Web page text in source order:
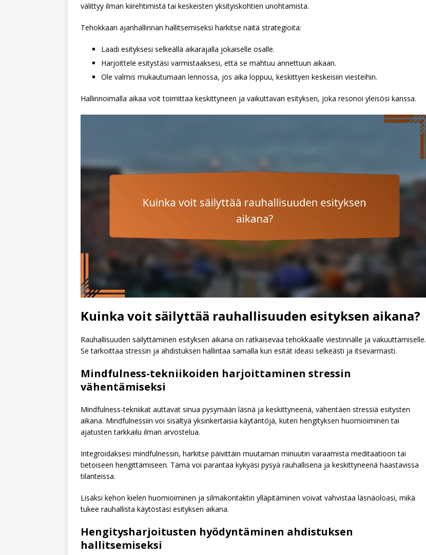
välittyy ilman kiirehtimistä tai keskeisten yksityiskohtien unohtamista.
Tehokkaan ajanhallinnan hallitsemiseksi harkitse näitä strategioita:
Laadi esityksesi selkeällä aikarajalla jokaiselle osalle.
Harjoittele esitystäsi varmistaaksesi, että se mahtuu annettuun aikaan.
Ole valmis mukautumaan lennossa, jos aika loppuu, keskittyen keskeisiin viesteihin.
Hallinnoimalla aikaa voit toimittaa keskittyneen ja vaikuttavan esityksen, joka resonoi yleisösi kanssa.
Kuinka voit säilyttää rauhallisuuden esityksen aikana?
Rauhallisuuden säilyttäminen esityksen aikana on ratkaisevaa tehokkaalle viestinnälle ja vakuuttamiselle.
Se tarkoittaa stressin ja ahdistuksen hallintaa samalla kun esität ideasi selkeästi ja itsevarmasti.
Mindfulness-tekniikoiden harjoittaminen stressin
vähentämiseksi
Mindfulness-tekniikat auttavat sinua pysymään läsnä ja keskittyneenä, vähentäen stressiä esitysten
aikana. Mindfulnessiin voi sisältyä yksinkertaisia käytäntöjä, kuten hengityksen huomioiminen tai
ajatusten tarkkailu ilman arvostelua.
Integroidaksesi mindfulnessin, harkitse päivittäin muutaman minuutin varaamista meditaatioon tai
tietoiseen hengittämiseen. Tämä voi parantaa kykyäsi pysyä rauhallisena ja keskittyneenä haastavissa
tilanteissa.
Lisäksi kehon kielen huomioiminen ja silmäkontaktin ylläpitäminen voivat vahvistaa läsnäoloasi, mikä
tukee rauhallista käytöstäsi esityksen aikana.
Hengitysharjoitusten hyödyntäminen ahdistuksen
hallitsemiseksi